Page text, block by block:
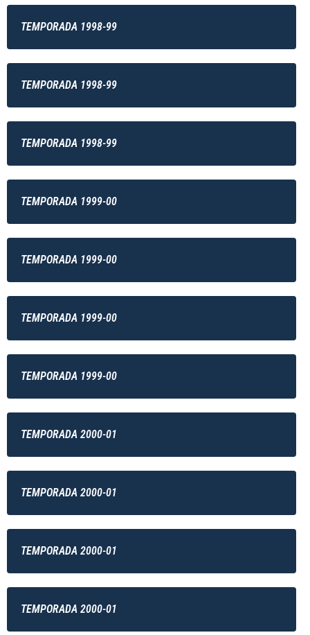
TEMPORADA 1998-99
TEMPORADA 1998-99
TEMPORADA 1998-99
TEMPORADA 1999-00
TEMPORADA 1999-00
TEMPORADA 1999-00
TEMPORADA 1999-00
TEMPORADA 2000-01
TEMPORADA 2000-01
TEMPORADA 2000-01
TEMPORADA 2000-01